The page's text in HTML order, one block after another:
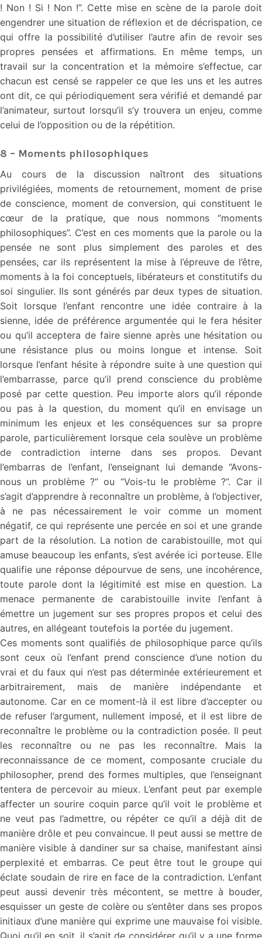
! Non ! Si ! Non !”. Cette mise en scène de la parole doit
engendrer une situation de réflexion et de décrispation, ce
qui offre la possibilité d’utiliser l’autre afin de revoir ses
propres pensées et affirmations. En même temps, un
travail sur la concentration et la mémoire s’effectue, car
chacun est censé se rappeler ce que les uns et les autres
ont dit, ce qui périodiquement sera vérifié et demandé par
l’animateur, surtout lorsqu’il s’y trouvera un enjeu, comme
celui de l’opposition ou de la répétition.
8 – Moments philosophiques
Au cours de la discussion naîtront des situations
privilégiées, moments de retournement, moment de prise
de conscience, moment de conversion, qui constituent le
cœur de la pratique, que nous nommons “moments
philosophiques”. C’est en ces moments que la parole ou la
pensée ne sont plus simplement des paroles et des
pensées, car ils représentent la mise à l’épreuve de l’être,
moments à la foi conceptuels, libérateurs et constitutifs du
soi singulier. Ils sont générés par deux types de situation.
Soit lorsque l’enfant rencontre une idée contraire à la
sienne, idée de préférence argumentée qui le fera hésiter
ou qu’il acceptera de faire sienne après une hésitation ou
une résistance plus ou moins longue et intense. Soit
lorsque l’enfant hésite à répondre suite à une question qui
l’embarrasse, parce qu’il prend conscience du problème
posé par cette question. Peu importe alors qu’il réponde
ou pas à la question, du moment qu’il en envisage un
minimum les enjeux et les conséquences sur sa propre
parole, particulièrement lorsque cela soulève un problème
de contradiction interne dans ses propos. Devant
l’embarras de l’enfant, l’enseignant lui demande “Avons-
nous un problème ?” ou “Vois-tu le problème ?”. Car il
s’agit d’apprendre à reconnaître un problème, à l’objectiver,
à ne pas nécessairement le voir comme un moment
négatif, ce qui représente une percée en soi et une grande
part de la résolution. La notion de carabistouille, mot qui
amuse beaucoup les enfants, s’est avérée ici porteuse. Elle
qualifie une réponse dépourvue de sens, une incohérence,
toute parole dont la légitimité est mise en question. La
menace permanente de carabistouille invite l’enfant à
émettre un jugement sur ses propres propos et celui des
autres, en allégeant toutefois la portée du jugement.
Ces moments sont qualifiés de philosophique parce qu’ils
sont ceux où l’enfant prend conscience d’une notion du
vrai et du faux qui n’est pas déterminée extérieurement et
arbitrairement, mais de manière indépendante et
autonome. Car en ce moment-là il est libre d’accepter ou
de refuser l’argument, nullement imposé, et il est libre de
reconnaître le problème ou la contradiction posée. Il peut
les reconnaître ou ne pas les reconnaître. Mais la
reconnaissance de ce moment, composante cruciale du
philosopher, prend des formes multiples, que l’enseignant
tentera de percevoir au mieux. L’enfant peut par exemple
affecter un sourire coquin parce qu’il voit le problème et
ne veut pas l’admettre, ou répéter ce qu’il a déjà dit de
manière drôle et peu convaincue. Il peut aussi se mettre de
manière visible à dandiner sur sa chaise, manifestant ainsi
perplexité et embarras. Ce peut être tout le groupe qui
éclate soudain de rire en face de la contradiction. L’enfant
peut aussi devenir très mécontent, se mettre à bouder,
esquisser un geste de colère ou s’entêter dans ses propos
initiaux d’une manière qui exprime une mauvaise foi visible.